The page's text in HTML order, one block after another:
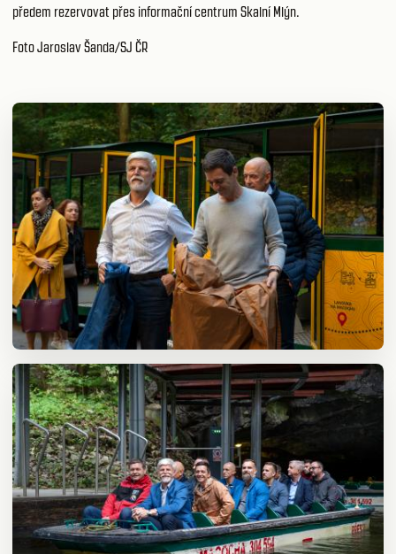
předem rezervovat přes informační centrum Skalní Mlýn.
Foto Jaroslav Šanda/SJ ČR